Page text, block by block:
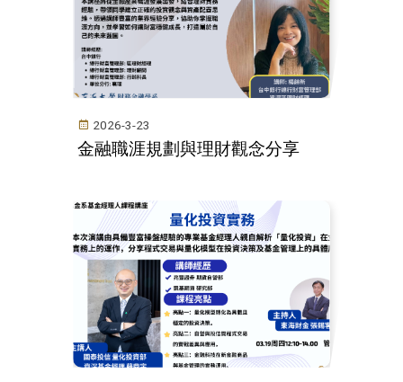
2026-3-23
金融職涯規劃與理財觀念分享